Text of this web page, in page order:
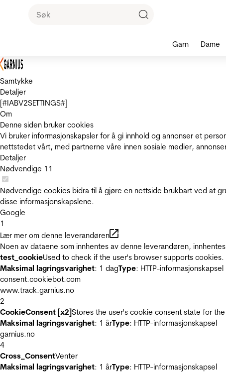
Samtykke
Detaljer
[#IABV2SETTINGS#]
Om
Denne siden bruker cookies
Vi bruker informasjonskapsler for å gi innhold og annonser et
nettstedet vårt, med partnerne våre innen sosiale medier,
Detaljer
Nødvendige 11
Nødvendige cookies bidra til å gjøre en nettside brukbart ved at
disse informasjonskapslene.
Google
1
Lær mer om denne leverandøren
Noen av dataene som innhentes av denne leverandøren,
test_cookieUsed to check if the user's browser supports cookies.
Maksimal lagringsvarighet: 1 dagType: HTTP-informasjonskapsel
consent.cookiebot.com
www.track.garnius.no
2
CookieConsent [x2]Stores the user's cookie consent state for
Maksimal lagringsvarighet: 1 årType: HTTP-informasjonskapsel
garnius.no
4
Cross_ConsentVenter
Maksimal lagringsvarighet: 1 årType: HTTP-informasjonskapsel
Garn Dame